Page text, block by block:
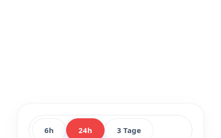
6h 24h 3 Tage